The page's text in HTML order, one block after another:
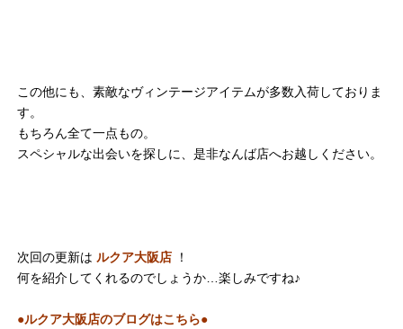
この他にも、素敵なヴィンテージアイテムが多数入荷しておりま
す。
もちろん全て一点もの。
スペシャルな出会いを探しに、是非なんば店へお越しください。
次回の更新は ルクア大阪店
！
何を紹介してくれるのでしょうか…楽しみですね♪
●ルクア大阪店のブログはこちら●